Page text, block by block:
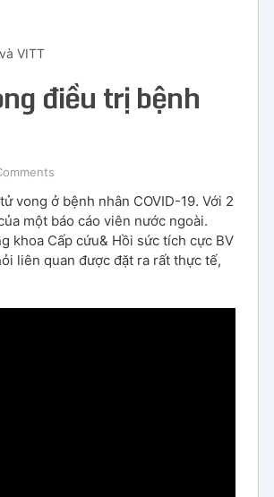
VITT
điều trị bệnh
vong ở bệnh nhân COVID-19. Với 2
một báo cáo viên nước ngoài.
khoa Cấp cứu& Hồi sức tích cực BV
liên quan được đặt ra rất thực tế,